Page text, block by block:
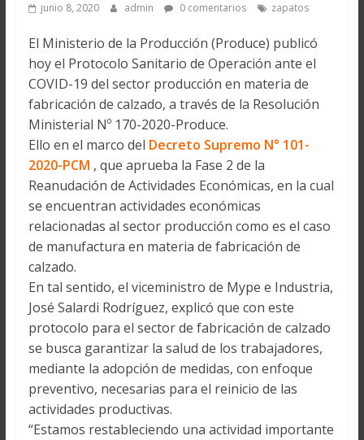
junio 8, 2020 admin 0 comentarios zapatos
El Ministerio de la Producción (Produce) publicó
hoy el Protocolo Sanitario de Operación ante el
COVID-19 del sector producción en materia de
fabricación de calzado, a través de la Resolución
Ministerial Nº 170-2020-Produce.
Ello en el marco del Decreto Supremo N° 101-
2020-PCM , que aprueba la Fase 2 de la
Reanudación de Actividades Económicas, en la cual
se encuentran actividades económicas
relacionadas al sector producción como es el caso
de manufactura en materia de fabricación de
calzado.
En tal sentido, el viceministro de Mype e Industria,
José Salardi Rodríguez, explicó que con este
protocolo para el sector de fabricación de calzado
se busca garantizar la salud de los trabajadores,
mediante la adopción de medidas, con enfoque
preventivo, necesarias para el reinicio de las
actividades productivas.
“Estamos restableciendo una actividad importante